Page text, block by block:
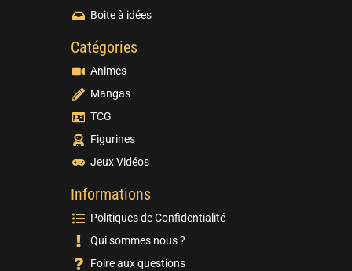
Boite à idées
Catégories
Animes
Mangas
TCG
Figurines
Jeux Vidéos
Informations
Politiques de Confidentialité
Qui sommes nous ?
Foire aux questions